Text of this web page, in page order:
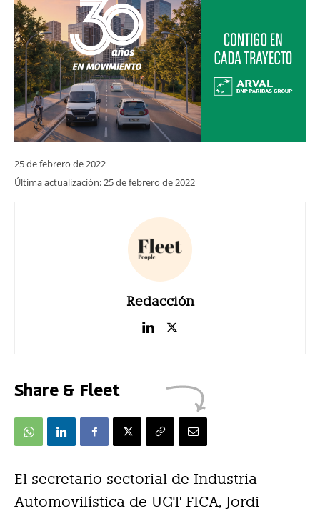
25 de febrero de 2022
Última actualización:25 de febrero de 2022
Redacción
Share & Fleet
El secretario sectorial de Industria
Automovilística de UGT FICA, Jordi